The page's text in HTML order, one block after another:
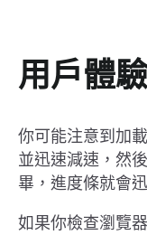
用戶體驗
你可能注意到加
並迅速減速，然
畢，進度條就會
如果你檢查瀏覽